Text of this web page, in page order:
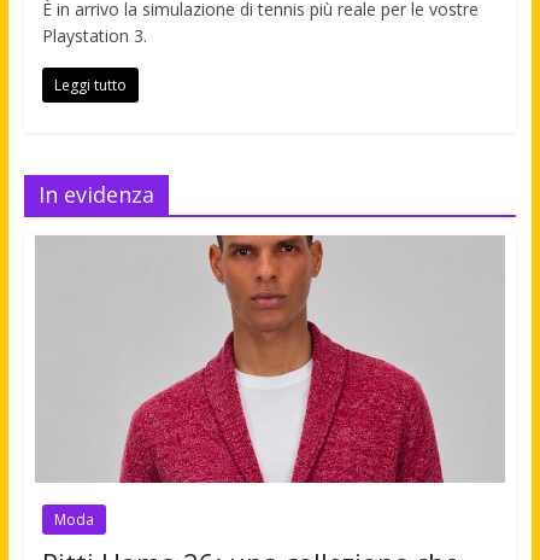
È in arrivo la simulazione di tennis più reale per le vostre
Playstation 3.
Leggi tutto
In evidenza
Moda